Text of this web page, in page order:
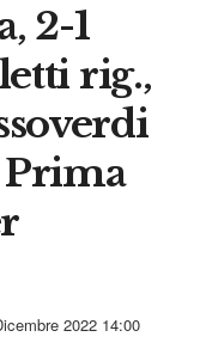
2-1
rig.,
Prima
2022 14:00